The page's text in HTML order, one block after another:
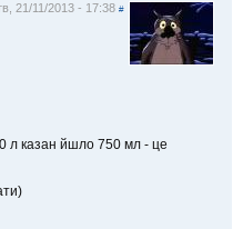
21/11/2013 - 17:38 #
л казан йшло 750 мл - це